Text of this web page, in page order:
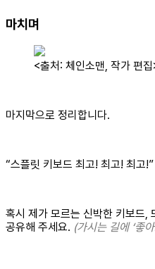
마치며
<출처: 체인소맨, 작가 편집
마지막으로 정리합니다.
“스플릿 키보드 최고! 최고! 최고!”
혹시 제가 모르는 신박한 키보드,
공유해 주세요. (가시는 길에 ‘좋